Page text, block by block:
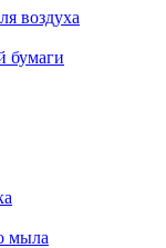
воздуха
бумаги
мыла